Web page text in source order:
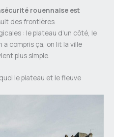
rouennaise est
des frontières
: le plateau d’un côté, le
a compris ça, on lit la ville
plus simple.
le plateau et le fleuve